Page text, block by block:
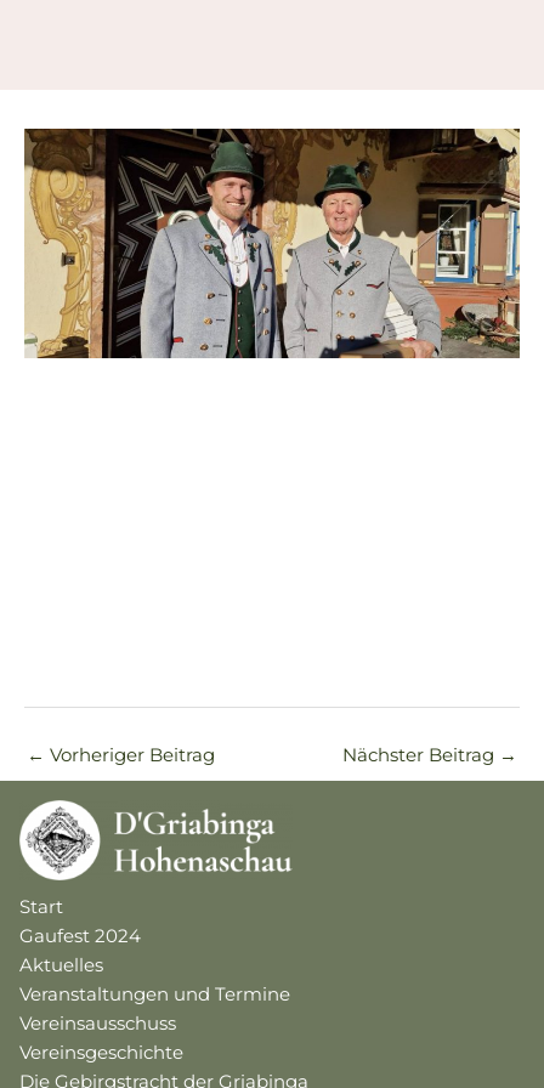
← Vorheriger Beitrag Nächster Beitrag →
Start
Gaufest 2024
Aktuelles
Veranstaltungen und Termine
Vereinsausschuss
Vereinsgeschichte
Die Gebirgstracht der Griabinga